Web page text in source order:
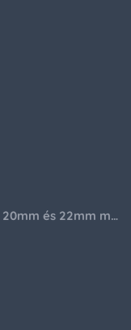
Keskenyített bőr óraszíj – 20mm és 22mm méretben